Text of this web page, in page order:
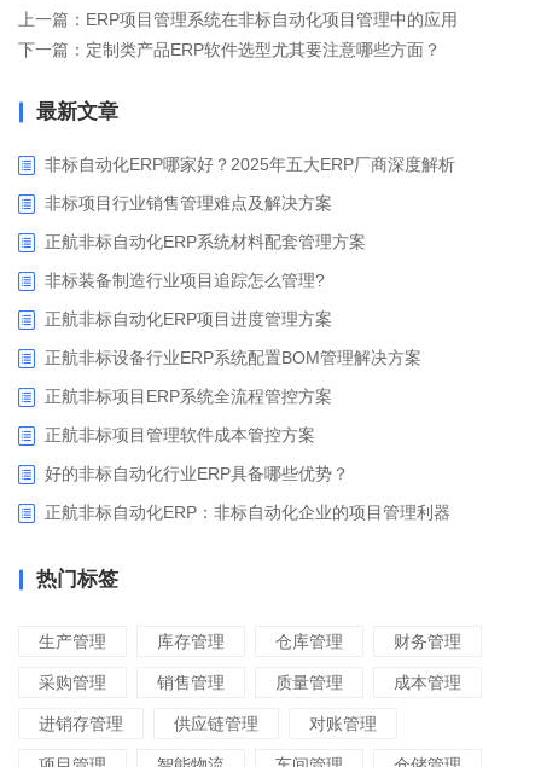
上一篇：ERP项目管理系统在非标自动化项目管理中的应用
下一篇：定制类产品ERP软件选型尤其要注意哪些方面？
最新文章
非标自动化ERP哪家好？2025年五大ERP厂商深度解析
非标项目行业销售管理难点及解决方案
正航非标自动化ERP系统材料配套管理方案
非标装备制造行业项目追踪怎么管理?
正航非标自动化ERP项目进度管理方案
正航非标设备行业ERP系统配置BOM管理解决方案
正航非标项目ERP系统全流程管控方案
正航非标项目管理软件成本管控方案
好的非标自动化行业ERP具备哪些优势？
正航非标自动化ERP：非标自动化企业的项目管理利器
热门标签
生产管理 库存管理 仓库管理 财务管理
采购管理 销售管理 质量管理 成本管理
进销存管理 供应链管理 对账管理